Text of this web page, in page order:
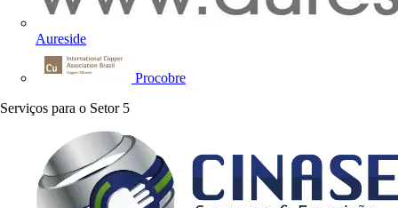
Aureside
Procobre
Serviços para o Setor 5